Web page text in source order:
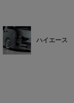
ハイエース